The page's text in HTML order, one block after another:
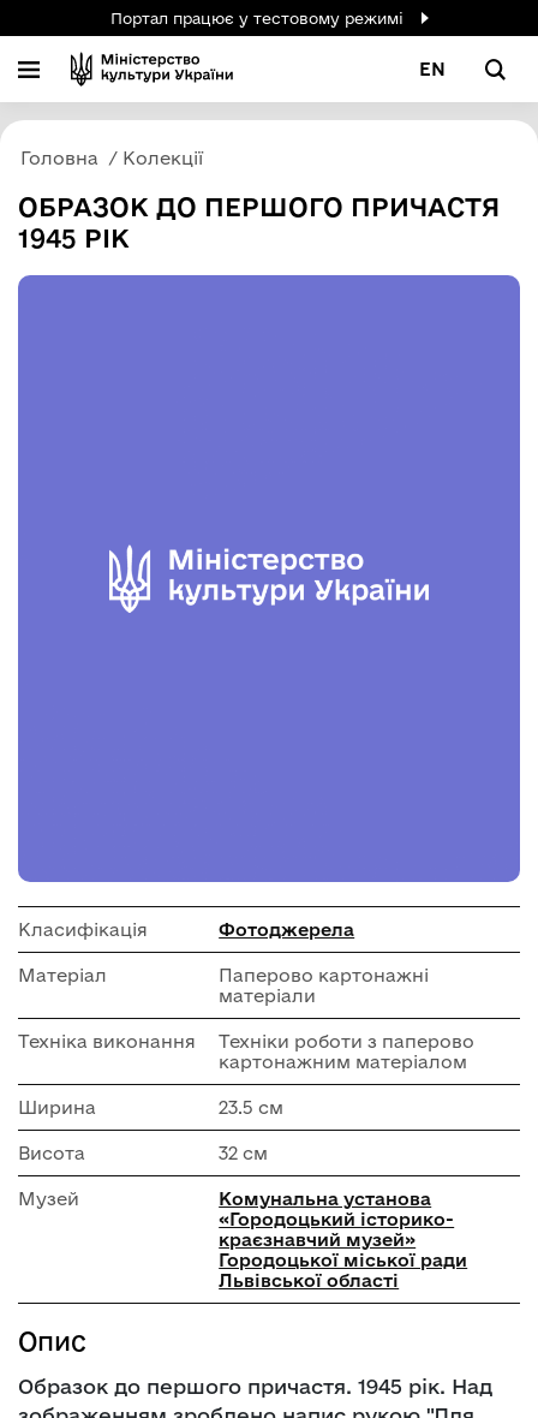
Портал працює у тестовому режимі
EN
Головна Колекції
ОБРАЗОК ДО ПЕРШОГО ПРИЧАСТЯ
1945 РІК
Класифікація Фотоджерела
Матеріал
Паперово картонажні
матеріали
Техніка виконання
Техніки роботи з паперово
картонажним матеріалом
Ширина 23.5 см
Висота 32 см
Музей
Комунальна установа
«Городоцький історико-
краєзнавчий музей»
Городоцької міської ради
Львівської області
Опис
Образок до першого причастя. 1945 рік. Над